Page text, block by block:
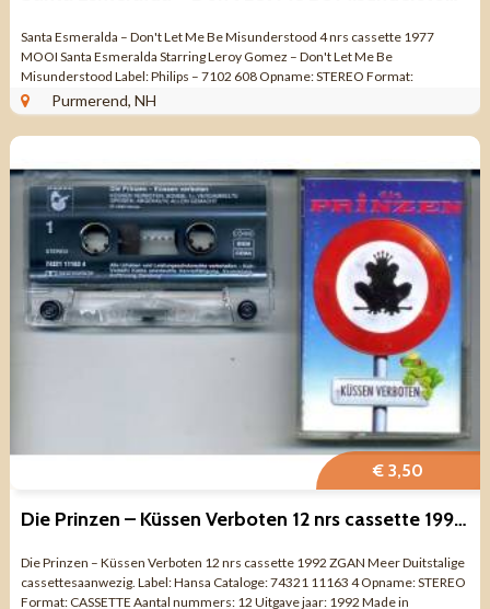
Santa Esmeralda – Don't Let Me Be Misunderstood 4 nrs cassette 1977
MOOI Santa Esmeralda Starring Leroy Gomez – Don't Let Me Be
Misunderstood Label: Philips – 7102 608 Opname: STEREO Format:
CASSETTE ...
Purmerend, NH
€ 3,50
Die Prinzen – Küssen Verboten 12 nrs cassette 1992 ZGAN
Die Prinzen – Küssen Verboten 12 nrs cassette 1992 ZGAN Meer Duitstalige
cassettesaanwezig. Label: Hansa Cataloge: 74321 11163 4 Opname: STEREO
Format: CASSETTE Aantal nummers: 12 Uitgave jaar: 1992 Made in